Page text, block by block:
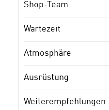
Shop-Team
Wartezeit
Atmosphäre
Ausrüstung
Weiterempfehlungen